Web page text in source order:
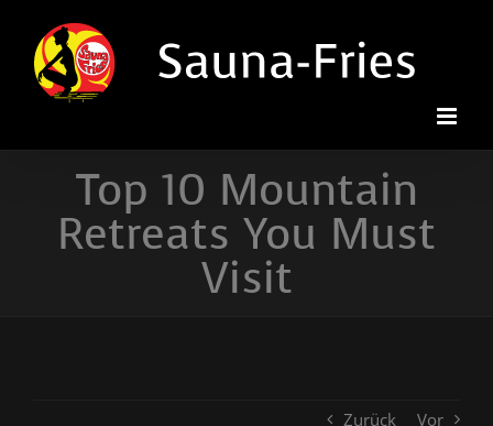
Inhalt
springen
Top 10 Mountain
Retreats You Must
Visit
Zurück Vor